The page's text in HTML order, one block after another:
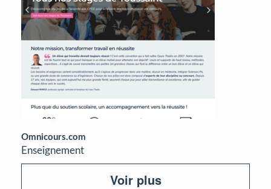
Omnicours.com
Enseignement
Voir plus